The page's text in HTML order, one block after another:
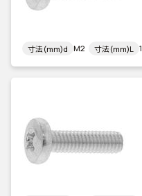
寸法(mm)d M2 寸法(mm)L